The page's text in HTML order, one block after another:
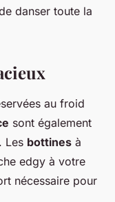
danser toute la
au froid
sont également
Les bottines à
edgy à votre
nécessaire pour